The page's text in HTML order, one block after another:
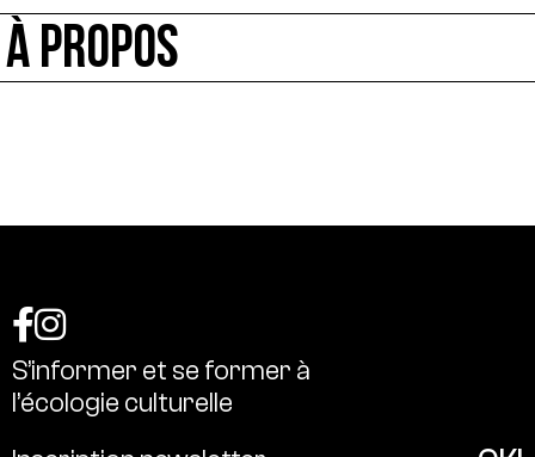
À PROPOS
S’informer et se former à
l’écologie culturelle